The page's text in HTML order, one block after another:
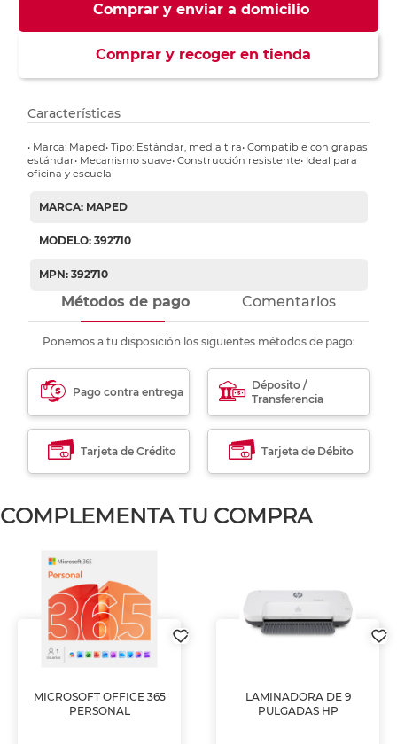
Comprar y enviar a domicilio
Comprar y recoger en tienda
Características
• Marca: Maped• Tipo: Estándar, media tira• Compatible con grapas
estándar• Mecanismo suave• Construcción resistente• Ideal para
oficina y escuela
MARCA: MAPED
MODELO: 392710
MPN: 392710
Métodos de pago Comentarios
Ponemos a tu disposición los siguientes métodos de pago:
Pago contra entrega
Déposito /
Transferencia
Tarjeta de Crédito Tarjeta de Débito
COMPLEMENTA TU COMPRA
MICROSOFT OFFICE 365
PERSONAL
LAMINADORA DE 9
PULGADAS HP